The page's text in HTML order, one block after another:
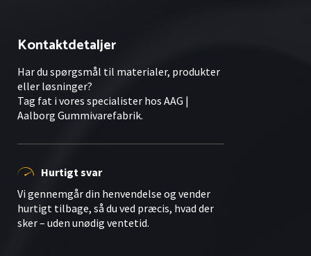
Kontaktdetaljer
Har du spørgsmål til materialer, produkter
eller løsninger?
Tag fat i vores specialister hos AAG |
Aalborg Gummivarefabrik.
Hurtigt svar
Vi gennemgår din henvendelse og vender
hurtigt tilbage, så du ved præcis, hvad der
sker – uden unødig ventetid.